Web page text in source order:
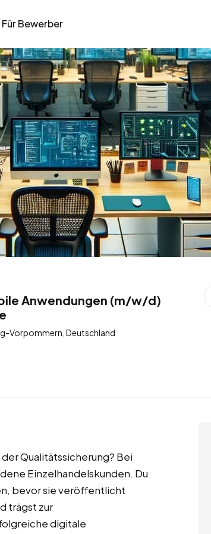
Für Bewerber
Anwendungen (m/w/d)
Vorpommern, Deutschland
Qualitätssicherung? Bei
Einzelhandelskunden. Du
bevor sie veröffentlicht
trägst zur
digitale